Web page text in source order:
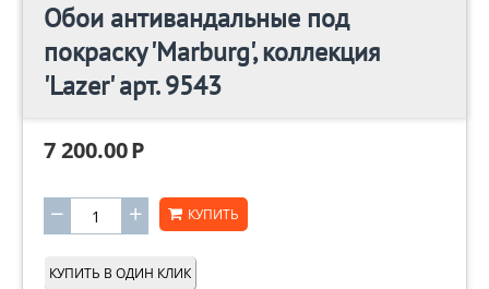
Обои антивандальные под
покраску 'Marburg', коллекция
'Lazer' арт. 9543
7 200.00Р
+
− КУПИТЬ
КУПИТЬ В ОДИН КЛИК